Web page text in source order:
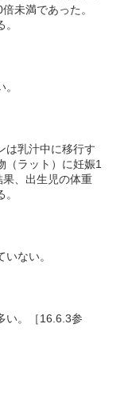
未満であった。
は乳汁中に移行す
（ラット）に妊娠1
、出生児の体重
ない。
い。［16.6.3参